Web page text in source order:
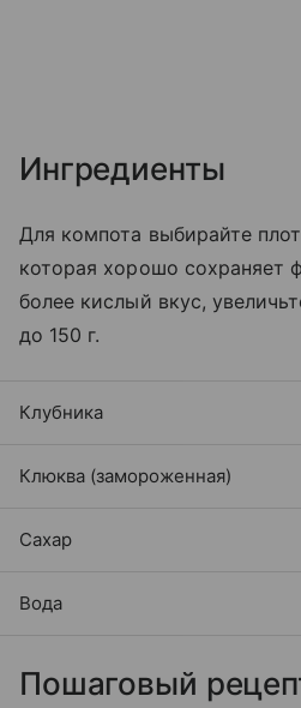
Ингредиенты
Для компота выбирайте
которая хорошо сохраняет
более кислый вкус,
до 150 г.
Клубника
Клюква (замороженная)
Сахар
Вода
Пошаговый